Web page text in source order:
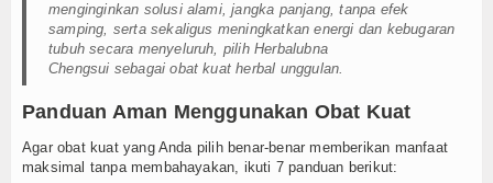
menginginkan solusi alami, jangka panjang, tanpa efek
samping, serta sekaligus meningkatkan energi dan kebugaran
tubuh secara menyeluruh, pilih Herbalubna
Chengsui sebagai obat kuat herbal unggulan.
Panduan Aman Menggunakan Obat Kuat
Agar obat kuat yang Anda pilih benar-benar memberikan manfaat
maksimal tanpa membahayakan, ikuti 7 panduan berikut: